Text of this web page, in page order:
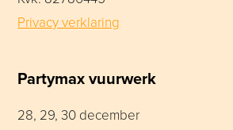
Privacy verklaring
Partymax vuurwerk
28, 29, 30 december